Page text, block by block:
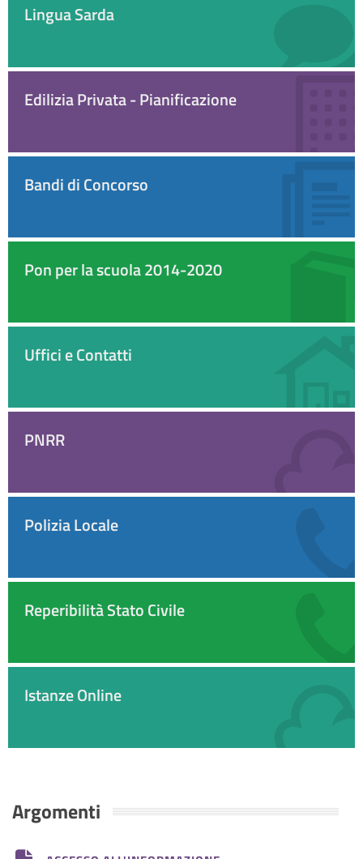
Lingua Sarda
Edilizia Privata - Pianificazione
Bandi di Concorso
Pon per la scuola 2014-2020
Uffici e Contatti
PNRR
Polizia Locale
Reperibilità Stato Civile
Istanze Online
Argomenti